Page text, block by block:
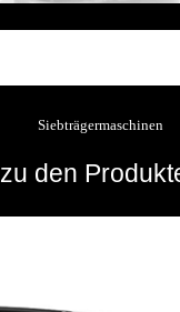
Siebträgermaschinen
zu den